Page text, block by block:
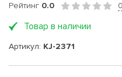
Рейтинг 0.0
Товар в наличии
Артикул: KJ-2371